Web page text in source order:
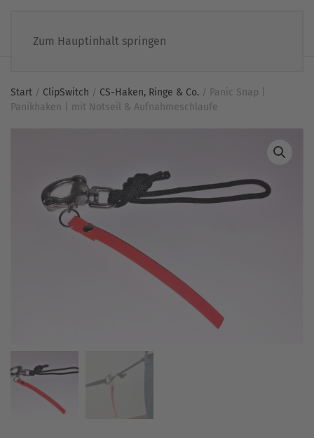
Zum Hauptinhalt springen
Start / ClipSwitch / CS-Haken, Ringe & Co. / Panic Snap |
Panikhaken | mit Notseil & Aufnahmeschlaufe